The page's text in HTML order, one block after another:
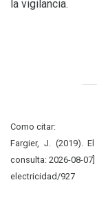
la vigilancia.
Como citar:
Fargier, J. (2019).
consulta: 2026-08-
electricidad/927